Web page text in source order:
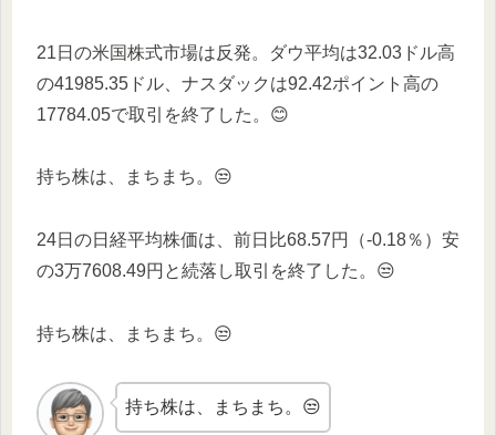
21日の米国株式市場は反発。ダウ平均は32.03ドル高
の41985.35ドル、ナスダックは92.42ポイント高の
17784.05で取引を終了した。😊
持ち株は、まちまち。😒
24日の日経平均株価は、前日比68.57円（-0.18％）安
の3万7608.49円と続落し取引を終了した。😒
持ち株は、まちまち。😒
持ち株は、まちまち。😒